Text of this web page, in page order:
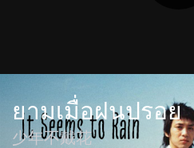
ยามเมื่อฝนปรอย
少年不戴花